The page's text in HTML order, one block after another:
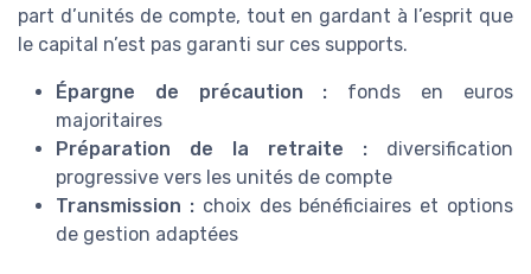
part d’unités de compte, tout en gardant à l’esprit que
le capital n’est pas garanti sur ces supports.
Épargne de précaution : fonds en euros
majoritaires
Préparation de la retraite : diversification
progressive vers les unités de compte
Transmission :choix des bénéficiaires et options
de gestion adaptées